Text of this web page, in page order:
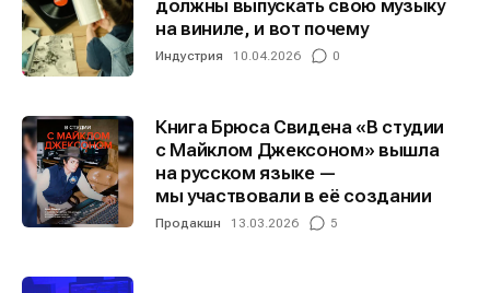
должны выпускать свою музыку
на виниле, и вот почему
Индустрия 10.04.2026 0
Книга Брюса Свидена «В студии
с Майклом Джексоном» вышла
на русском языке —
мы участвовали в её создании
Продакшн 13.03.2026 5